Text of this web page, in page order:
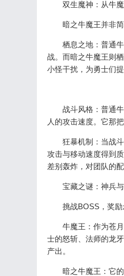
双生魔神：从牛魔
暗之牛魔王并非简
栖息之地：普通牛
战。而暗之牛魔王则
小怪干扰，为勇士们
战斗风格：普通牛
人的攻击速度。它那
狂暴机制：当战斗
攻击与移动速度得到
差别轰炸，对团队的
宝藏之谜：神兵与
挑战BOSS，奖励永
牛魔王：作为苍月
士的怒斩、法师的龙
产出。
暗之牛魔王：它的